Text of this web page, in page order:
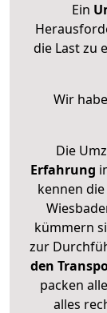
Ein
die Last zu
Wir
Die
Erfahrung
kennen
kümmern
zur
den
packen
alles